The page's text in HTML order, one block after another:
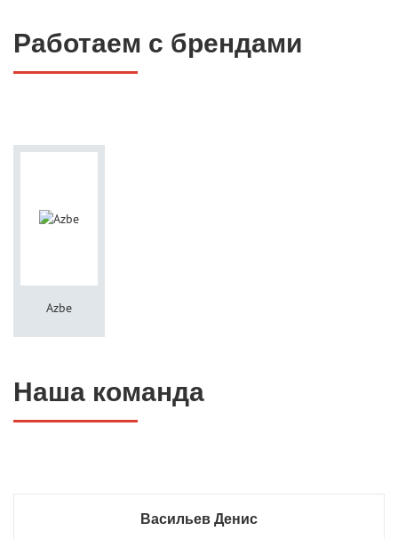
Работаем с брендами
Azbe
Наша команда
Васильев Денис